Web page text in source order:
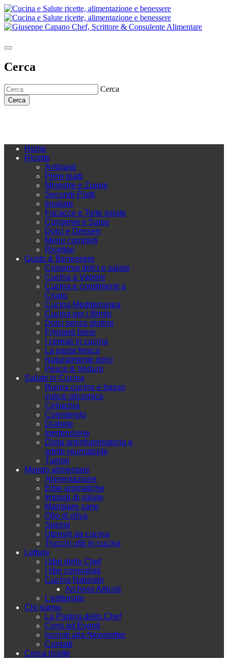
Cerca
Cerca
Cerca
Home
Ricette
Antipasti
Primi piatti
Minestre e Zuppe
Secondi Piatti
Insalate
Focacce e Torte salate
Conserve e Salse
Dolci e Dessert
Menu completi
Ricettari
Gusto & Benessere
Conserve dolci e salate
Cucina a Vapore
Cucina e condimenti a
Crudo
Cucina Mediterranea
Cucina per i Bimbi
Dolci senza glutine
Friggere bene
I cereali in cucina
La pasta fresca
Naturalmente dolci
Pesce & Vedure
Salute in Cucina
Buona cucina e basso
indice glicemico
Celiachia
Colesterolo
Diabete
Ipertensione
Dieta antinfiammatoria e
artrite reumatoide
Tumori
Mondo alimentare
Alimentazione
Erbe aromatiche
Impasti di salute
Mangiare sano
Olio di oliva
Spezie
Utensili da cucina
Trucchi utili in cucina
Letture
I libri dello Chef
I libri consigliati
Cucina Naturale
Archivio Articoli
L'editoriale
Chi siamo
La Pagina dello Chef
Corsi ed Eventi
Iscriviti alla Newsletter
Contatti
Cerca ricette